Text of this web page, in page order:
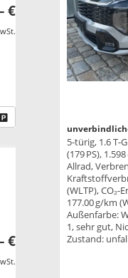
€
an
Datei, Fahrzeugexposé drucken
€
5-türig, 1.6 T-
(179 PS),
Allrad,
(WLTP),
177.00 g/km
Außenfarbe:
1, sehr gut,
Zustand: